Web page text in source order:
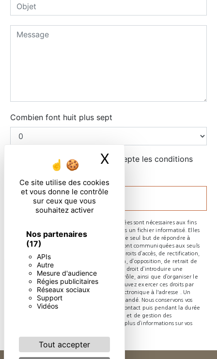
Ce site utilise des cookies
et vous donne le contrôle
sur ceux que vous
souhaitez activer
Nos partenaires
(17)
APIs
Autre
Mesure d'audience
Régies publicitaires
Réseaux sociaux
Support
Vidéos
Tout accepter
X Masquer le
Combien font huit plus sept
En cochant cette case, j'accepte les conditions
particulières ci-dessous **
ENVOYER
** Les données personnelles communiquées sont nécessaires aux fins
de vous contacter et sont enregistrées dans un fichier informatisé. Elles
sont destinées à et ses sous-traitants dans le seul but de répondre à
votre message. Les données collectées seront communiquées aux seuls
destinataires suivants: . Vous disposez de droits d’accès, de rectification,
d’effacement, de portabilité, de limitation, d’opposition, de retrait de
votre consentement à tout moment et du droit d’introduire une
réclamation auprès d’une autorité de contrôle, ainsi que d’organiser le
sort de vos données post-mortem. Vous pouvez exercer ces droits par
voie postale à l'adresse ou par courrier électronique à l'adresse . Un
justificatif d'identité pourra vous être demandé. Nous conservons vos
données pendant la période de prise de contact puis pendant la durée
de prescription légale aux fins probatoires et de gestion des
contentieux. Consultez le site cnil.fr pour plus d’informations sur vos